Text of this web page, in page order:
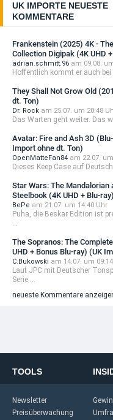
UK IMPORTE NEUESTE
KOMMENTARE
Frankenstein (2025) 4K -
Collection Digipak (4K UHD
adrian.schmitt.96 am 09.08.
Hoffentlich kommt er auch
They Shall Not Grow Old
dt. Ton)
Dr. Rock am 25.07. um 20:48
Das Warten geht weiter. Das
Avatar: Fire and Ash 3D
Import ohne dt. Ton)
OpenMatteFan84 am 22.07.
Dieses Keep Case auf
Star Wars: The Mandalorian
Steelbook (4K UHD + Blu-
BePe am 21.07. um 14:40 Uhr
Puha, die Beskar Edition ist
...
The Sopranos: The
UHD + Bonus Blu-ray) (UK
C.Bukowski am 14.07. um
Laut JPC mit Deutscher
Serie ...
neueste Kommentare
TOOLS
Newsletter
Preisüberwachung